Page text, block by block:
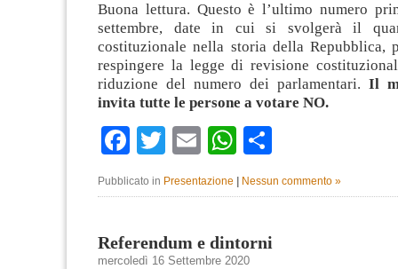
Buona lettura. Questo è l’ultimo numero
settembre, date in cui si svolgerà il
costituzionale nella storia della Repubblica,
respingere la legge di revisione
riduzione del numero dei parlamentari. Il
invita tutte le persone a votare NO.
Facebook
TwitterEmailWhatsApp
Pubblicato in Presentazione Nessun commento »
Referendum e dintorni
mercoledì 16 Settembre 2020